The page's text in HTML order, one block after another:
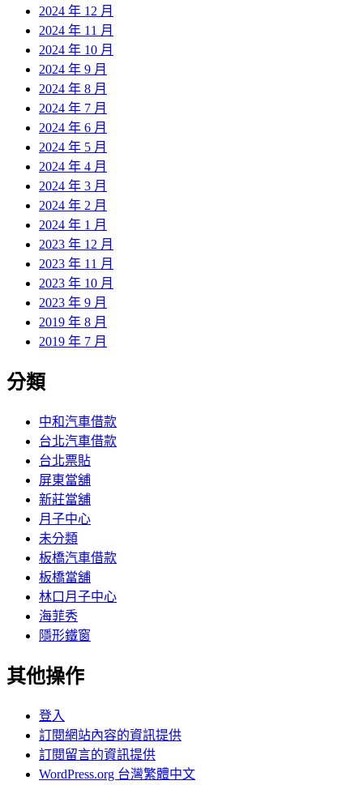
2024 年 12 月
2024 年 11 月
2024 年 10 月
2024 年 9 月
2024 年 8 月
2024 年 7 月
2024 年 6 月
2024 年 5 月
2024 年 4 月
2024 年 3 月
2024 年 2 月
2024 年 1 月
2023 年 12 月
2023 年 11 月
2023 年 10 月
2023 年 9 月
2019 年 8 月
2019 年 7 月
分類
中和汽車借款
台北汽車借款
台北票貼
屏東當舖
新莊當舖
月子中心
未分類
板橋汽車借款
板橋當舖
林口月子中心
海菲秀
隱形鐵窗
其他操作
登入
訂閱網站內容的資訊提供
訂閱留言的資訊提供
WordPress.org 台灣繁體中文